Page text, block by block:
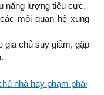
năng lượng tiêu cực.
mối quan hệ xung
gia chủ suy giảm, gặp
nhà hay phạm phải